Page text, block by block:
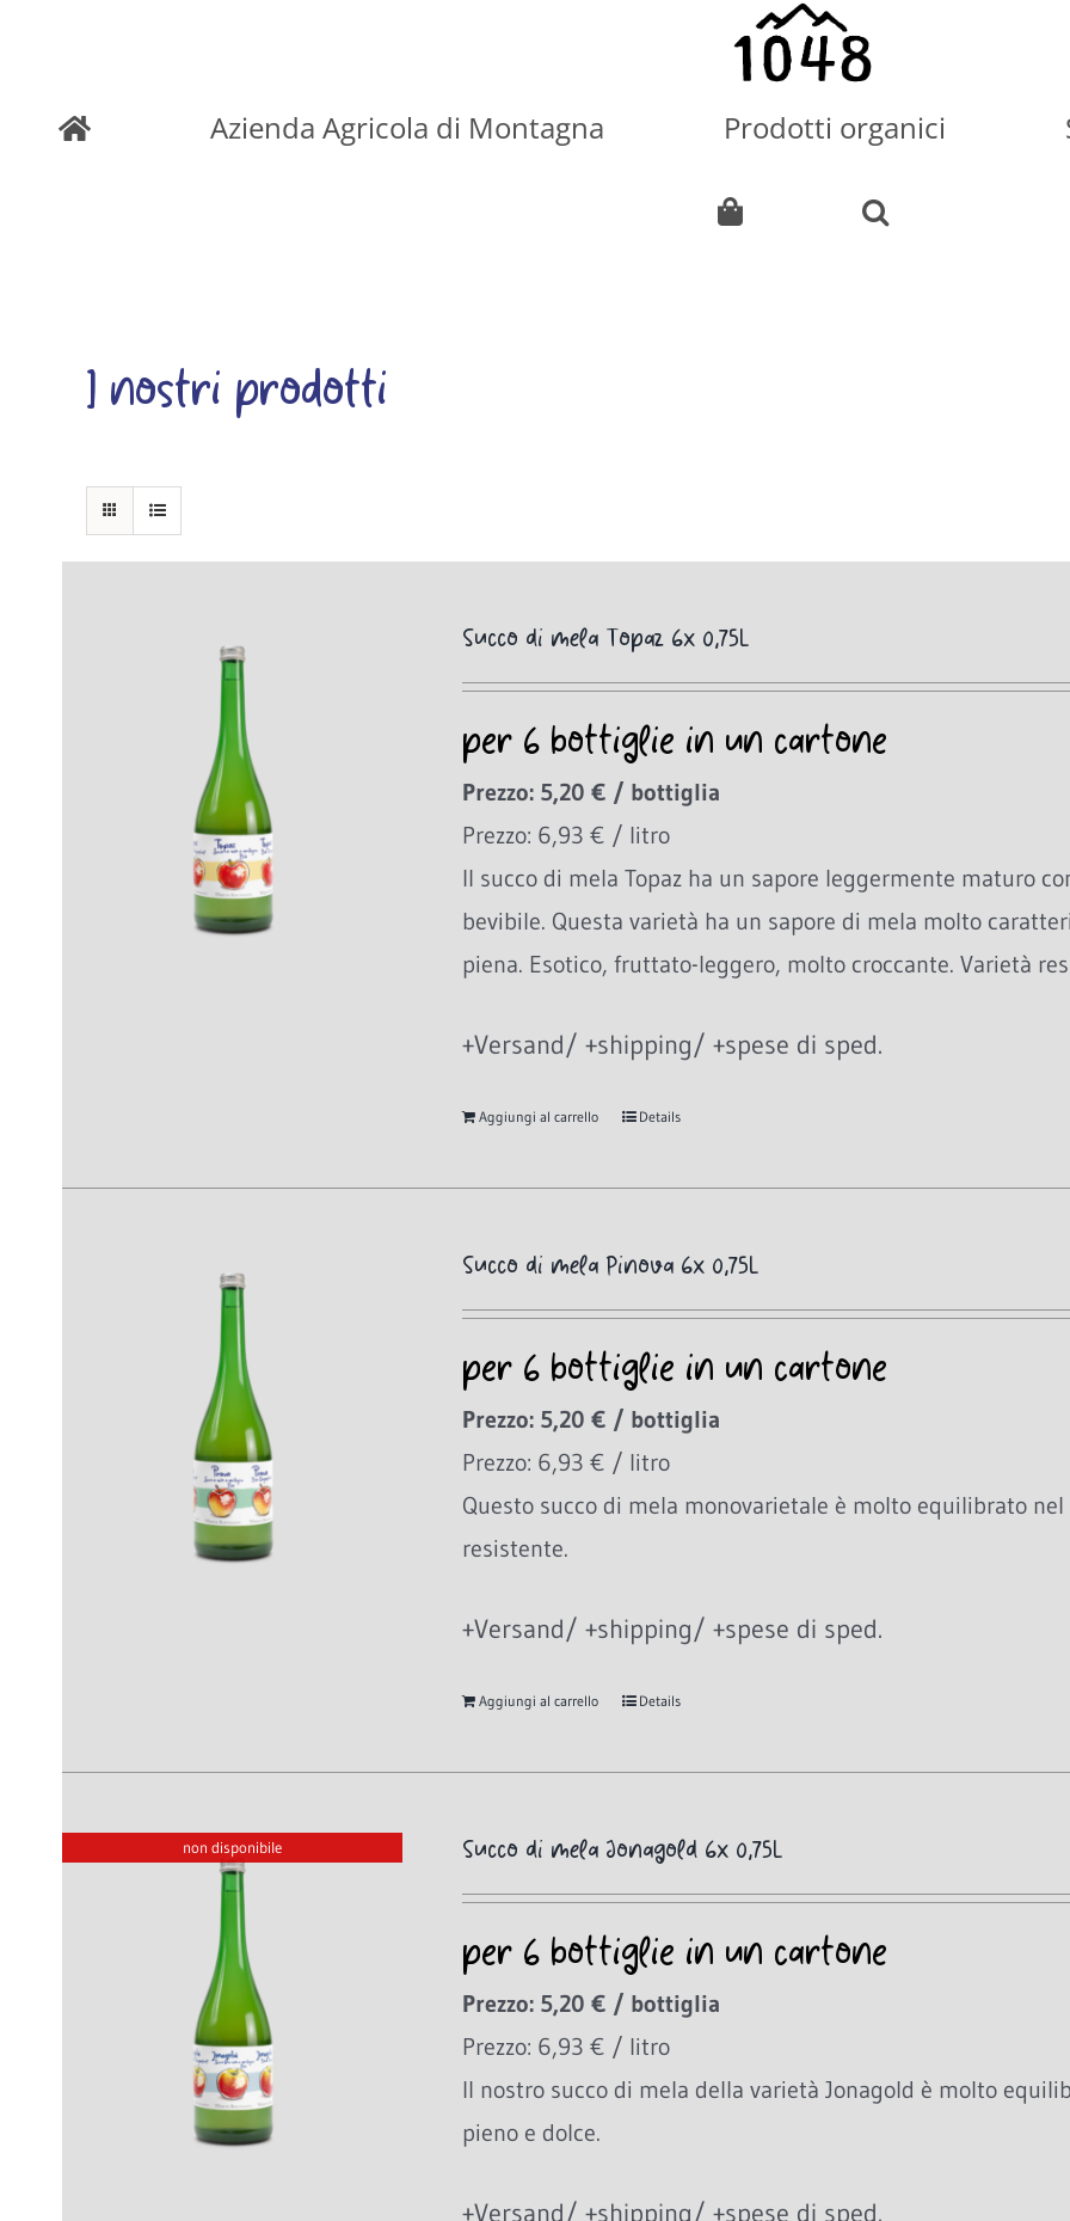
content
Azienda Agricola di Montagna Prodotti organici
I nostri prodotti
Succo di mela Topaz 6x 0,75L
per 6 bottiglie in un cartone
Prezzo: 5,20 € / bottiglia
Prezzo: 6,93 € / litro
Il succo di mela Topaz ha un sapore leggermente maturo
bevibile. Questa varietà ha un sapore di mela molto
piena. Esotico, fruttato-leggero, molto croccante. Varietà
+Versand/ +shipping/ +spese di sped.
Aggiungi al carrello Details
Succo di mela Pinova 6x 0,75L
per 6 bottiglie in un cartone
Prezzo: 5,20 € / bottiglia
Prezzo: 6,93 € / litro
Questo succo di mela monovarietale è molto equilibrato
resistente.
+Versand/ +shipping/ +spese di sped.
Aggiungi al carrello Details
non disponibile Succo di mela Jonagold 6x 0,75L
per 6 bottiglie in un cartone
Prezzo: 5,20 € / bottiglia
Prezzo: 6,93 € / litro
Il nostro succo di mela della varietà Jonagold è molto
pieno e dolce.
+Versand/ +shipping/ +spese di sped.